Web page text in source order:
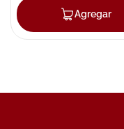
Agregar